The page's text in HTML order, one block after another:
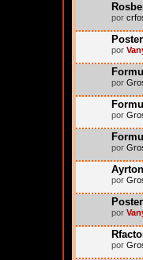
por
por
por
por
por
por
por
por